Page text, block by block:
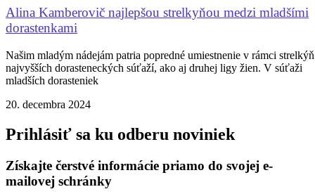
Alina Kamberovič najlepšou strelkyňou medzi mladšími
dorastenkami
Našim mladým nádejám patria popredné umiestnenie v rámci strelkýň
najvyšších dorasteneckých súťaží, ako aj druhej ligy žien. V súťaži
mladších dorasteniek
20. decembra 2024
Prihlásiť sa ku odberu noviniek
Získajte čerstvé informácie priamo do svojej e-
mailovej schránky